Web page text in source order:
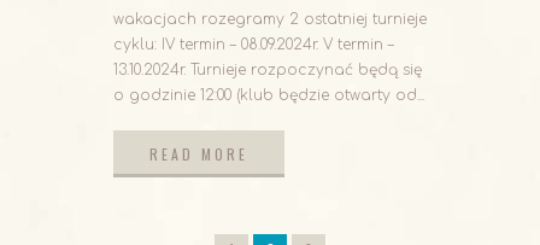
wakacjach rozegramy 2 ostatniej turnieje
cyklu: IV termin – 08.09.2024r. V termin –
13.10.2024r. Turnieje rozpoczynać będą się
o godzinie 12:00 (klub będzie otwarty od...
READ MORE